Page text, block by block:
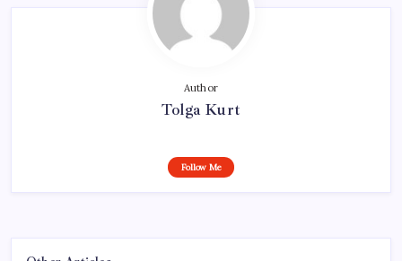
Author
Tolga Kurt
Follow Me